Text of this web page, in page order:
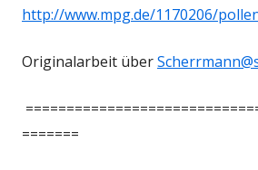
http://www.mpg.de/1170206/
Originalarbeit über
=======